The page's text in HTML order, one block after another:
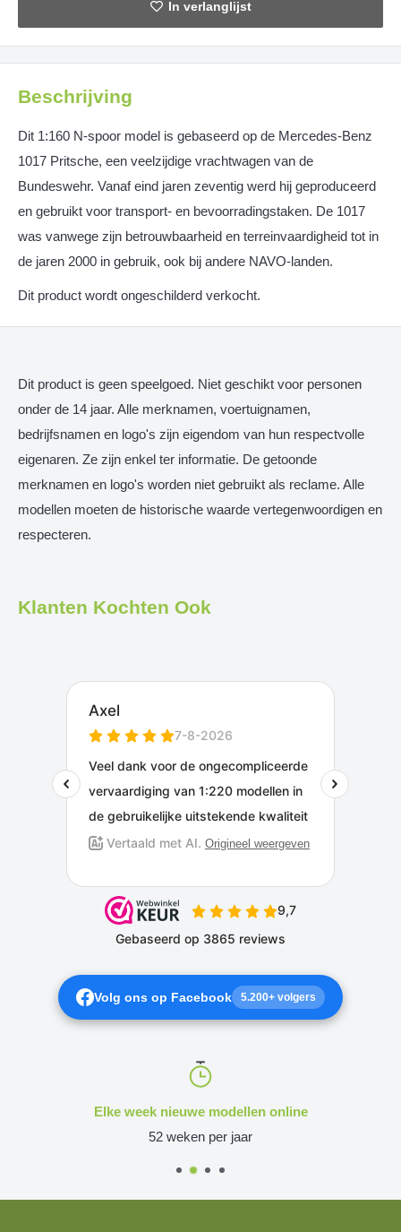
Beschrijving
Dit 1:160 N-spoor model is gebaseerd op de Mercedes-Benz
1017 Pritsche, een veelzijdige vrachtwagen van de
Bundeswehr. Vanaf eind jaren zeventig werd hij geproduceerd
en gebruikt voor transport- en bevoorradingstaken. De 1017
was vanwege zijn betrouwbaarheid en terreinvaardigheid tot in
de jaren 2000 in gebruik, ook bij andere NAVO-landen.
​Dit product wordt ongeschilderd verkocht.
Dit product is geen speelgoed. Niet geschikt voor personen
onder de 14 jaar. Alle merknamen, voertuignamen,
bedrijfsnamen en logo's zijn eigendom van hun respectvolle
eigenaren. Ze zijn enkel ter informatie. De getoonde
merknamen en logo's worden niet gebruikt als reclame. Alle
modellen moeten de historische waarde vertegenwoordigen en
respecteren.
Klanten Kochten Ook
Volg ons op Facebook 5.200+ volgers
Elke week nieuwe modellen online
52 weken per jaar